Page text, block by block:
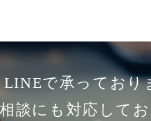
で承っており
談にも対応してお